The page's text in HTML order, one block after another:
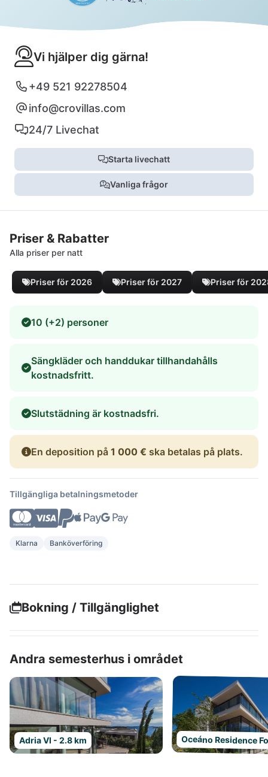
Vi hjälper dig gärna!
+49 521 92278504
info@crovillas.com
24/7 Livechat
Starta livechatt
Vanliga frågor
Priser & Rabatter
Alla priser per natt
Priser för 2026 Priser för 2027 Priser för
10 (+2) personer
Sängkläder och handdukar tillhandahålls
kostnadsfritt.
Slutstädning är kostnadsfri.
En deposition på 1 000 € ska betalas på plats.
Tillgängliga betalningsmetoder
Klarna Banköverföring
Bokning / Tillgänglighet
Andra semesterhus i området
Adria VI - 2.8 km Oceáno Residence